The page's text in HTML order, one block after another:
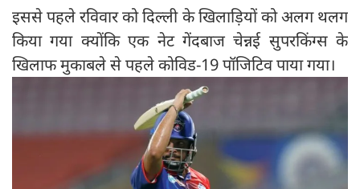
इससे पहले रविवार को दिल्ली के खिलाड़ियों को अलग थलग
किया गया क्योंकि एक नेट गेंदबाज चेन्नई सुपरकिंग्स के
खिलाफ मुकाबले से पहले कोविड-19 पॉजिटिव पाया गया।